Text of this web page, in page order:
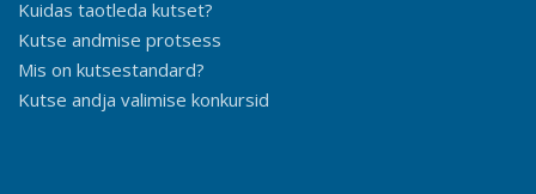
Kuidas taotleda kutset?
Kutse andmise protsess
Mis on kutsestandard?
Kutse andja valimise konkursid